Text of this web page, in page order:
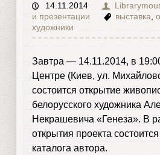
14.11.2014
и презентации
выставка ,
художники
Завтра — 14.11.2014, в
Центре (Киев, ул.
состоится открытие
белорусского художника
Некрашевича «Генеза». В
открытия проекта
каталога автора.